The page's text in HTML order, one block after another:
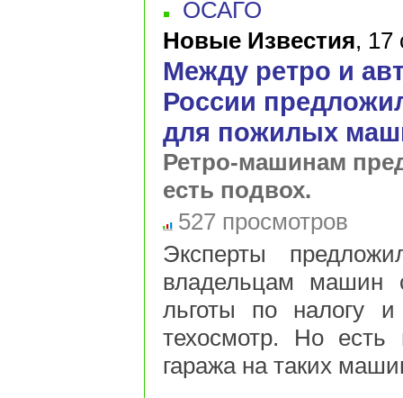
ОСАГО
Новые Известия, 17
Между ретро и
России
для пожилых
Ретро-машинам
есть подвох.
527 просмотров
Эксперты
владельцам машин
льготы по налогу и
техосмотр. Но есть
гаража на таких